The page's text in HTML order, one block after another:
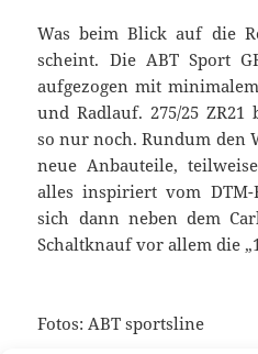
Was beim Blick auf die
scheint. Die ABT Sport
aufgezogen mit
und Radlauf. 275/25
so nur noch. Rundum den
neue Anbauteile,
alles inspiriert vom DTM-
sich dann neben dem
Schaltknauf vor allem die
Fotos: ABT sportsline